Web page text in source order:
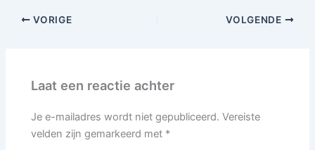
VORIGE VOLGENDE
Laat een reactie achter
Je e-mailadres wordt niet gepubliceerd. Vereiste
velden zijn gemarkeerd met *